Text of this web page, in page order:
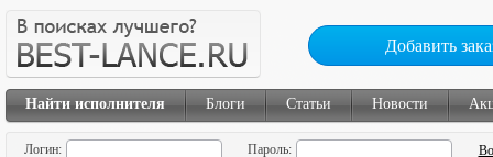
Добавить
Найти исполнителя Блоги Статьи Новости
Логин:
Пароль: